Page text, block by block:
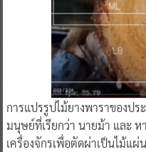
การแปรรูปไม้ยางพาราของปร
มนุษย์ที่เรียกว่า นายม้า และ ห
เครื่องจักรเพื่อตัดผ่าเป็นไม้แ